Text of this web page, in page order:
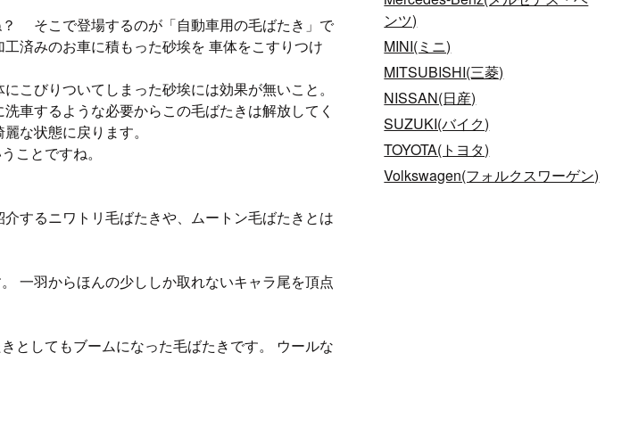
そこで登場するのが「自動車用の毛ばたき」で
済みのお車に積もった砂埃を 車体をこすりつけ
こびりついてしまった砂埃には効果が無いこと。
車するような必要からこの毛ばたきは解放してく
な状態に戻ります。
ことですね。
するニワトリ毛ばたきや、ムートン毛ばたきとは
一羽からほんの少ししか取れないキャラ尾を頂点
としてもブームになった毛ばたきです。 ウールな
ンツ)
MINI(ミニ)
MITSUBISHI(三菱)
NISSAN(日産)
SUZUKI(バイク)
TOYOTA(トヨタ)
Volkswagen(フォルクスワーゲン)